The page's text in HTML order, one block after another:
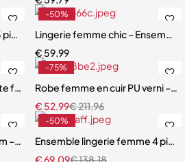
pièces – Soutien-gorge, culotte et
-50%
Lingerie femme chic –
€ 59,99
femme – Dentelle raffinée avec
-75%
Robe femme en cuir PU verni –
€211,96
€ 52,99
– Ensemble cinq pièces en maille ultra-
-50%
Ensemble lingerie femme 4
€138,18
€69,09